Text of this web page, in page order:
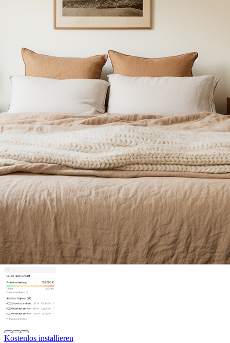
Kostenlos installieren